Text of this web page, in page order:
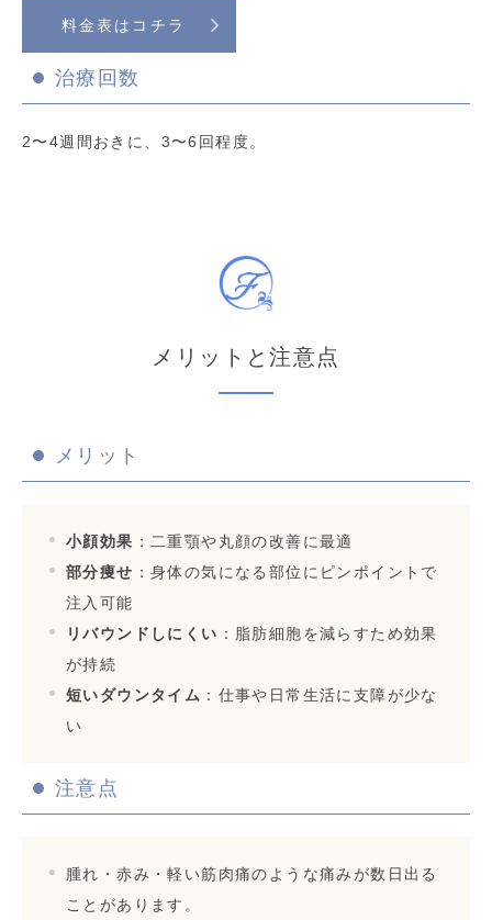
料金表はコチラ
治療回数
2〜4週間おきに、3〜6回程度。
メリットと注意点
メリット
小顔効果 ：二重顎や丸顔の改善に最適
部分痩せ ：身体の気になる部位にピンポイントで
注入可能
リバウンドしにくい ：脂肪細胞を減らすため効果
が持続
短いダウンタイム ：仕事や日常生活に支障が少な
い
注意点
腫れ・赤み・軽い筋肉痛のような痛みが数日出る
ことがあります。